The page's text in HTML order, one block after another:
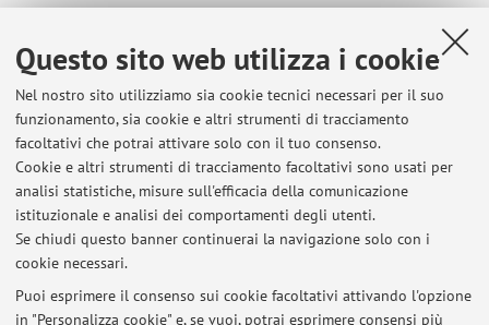
Questo sito web utilizza i cookie
Nel nostro sito utilizziamo sia cookie tecnici necessari per il suo
funzionamento, sia cookie e altri strumenti di tracciamento
facoltativi che potrai attivare solo con il tuo consenso.
Cookie e altri strumenti di tracciamento facoltativi sono usati per
analisi statistiche, misure sull'efficacia della comunicazione
istituzionale e analisi dei comportamenti degli utenti.
Se chiudi questo banner continuerai la navigazione solo con i
cookie necessari.
Puoi esprimere il consenso sui cookie facoltativi attivando l'opzione
in "Personalizza cookie" e, se vuoi, potrai esprimere consensi più
Ultimi avvisi
Turni di esame di fine corso di Laboratorio di Strategia e
Imprenditorialità CLEC 2026
Pubblicato il: 24 maggio 2026
Ricevimento straordinario di visione esame parziale di Marketing
CLEI del 28/03/2025
Pubblicato il: 08 aprile 2025